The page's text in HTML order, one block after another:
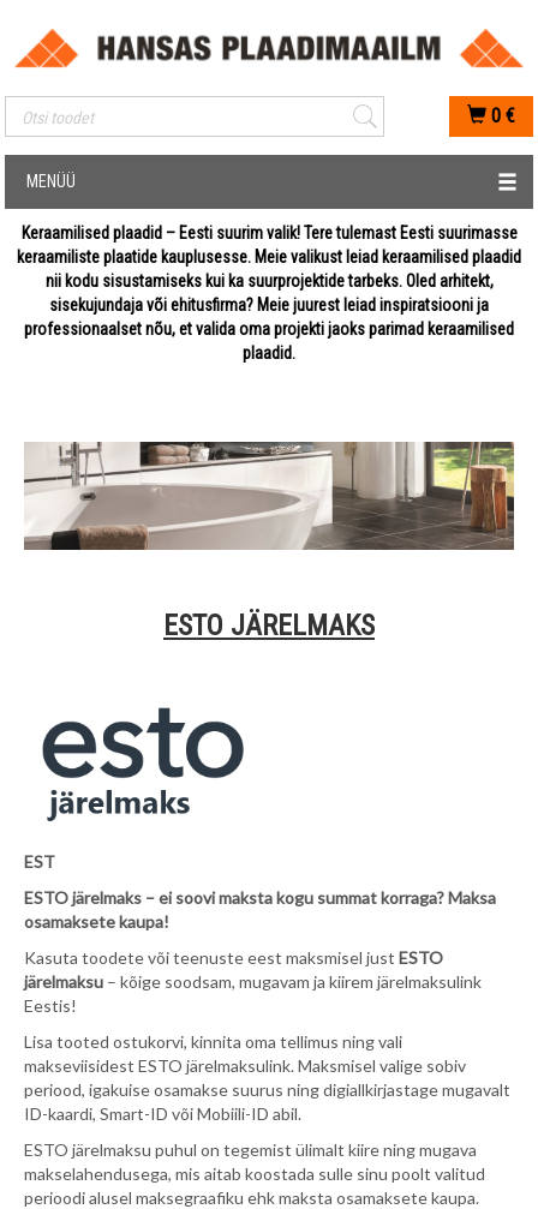
Mobiilis otsimise sisestus
0 €
MENÜÜ
Keraamilised plaadid – Eesti suurim valik! Tere tulemast Eesti suurimasse
keraamiliste plaatide kauplusesse. Meie valikust leiad keraamilised plaadid
nii kodu sisustamiseks kui ka suurprojektide tarbeks. Oled arhitekt,
sisekujundaja või ehitusfirma? Meie juurest leiad inspiratsiooni ja
professionaalset nõu, et valida oma projekti jaoks parimad keraamilised
plaadid.
ESTO JÄRELMAKS
EST
ESTO järelmaks – ei soovi maksta kogu summat korraga? Maksa
osamaksete kaupa!
Kasuta toodete või teenuste eest maksmisel just ESTO
järelmaksu – kõige soodsam, mugavam ja kiirem järelmaksulink
Eestis!
Lisa tooted ostukorvi, kinnita oma tellimus ning vali
makseviisidest ESTO järelmaksulink. Maksmisel valige sobiv
periood, igakuise osamakse suurus ning digiallkirjastage mugavalt
ID-kaardi, Smart-ID või Mobiili-ID abil.
ESTO järelmaksu puhul on tegemist ülimalt kiire ning mugava
makselahendusega, mis aitab koostada sulle sinu poolt valitud
perioodi alusel maksegraafiku ehk maksta osamaksete kaupa.